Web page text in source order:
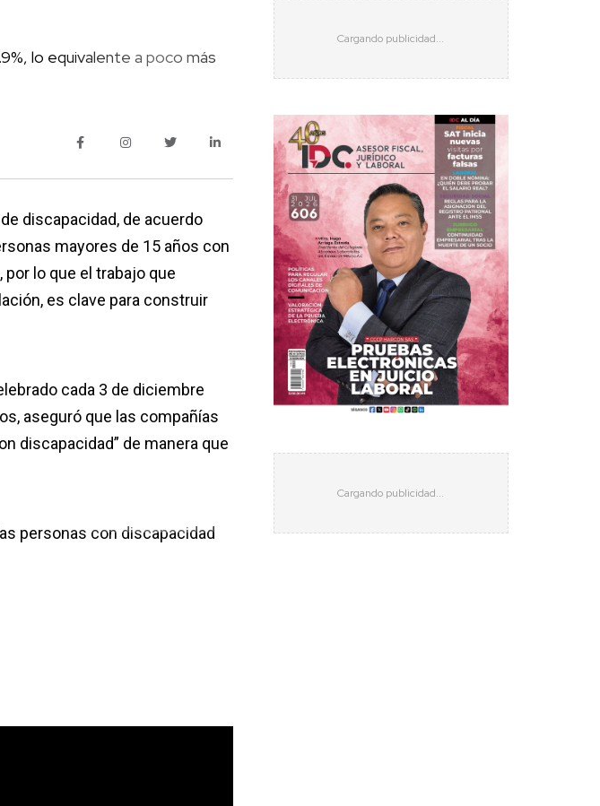
lo equivalente a poco más
discapacidad, de acuerdo
mayores de 15 años con
lo que el trabajo que
es clave para construir
cada 3 de diciembre
aseguró que las compañías
discapacidad” de manera que
personas con discapacidad